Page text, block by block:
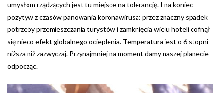
umysłom rządzących jest tu miejsce na tolerancję. I na koniec
pozytyw z czasów panowania koronawirusa: przez znaczny spadek
potrzeby przemieszczania turystów i zamknięcia wielu hoteli cofnął
się nieco efekt globalnego ocieplenia. Temperatura jest o 6 stopni
niższa niż zazwyczaj. Przynajmniej na moment damy naszej planecie
odpocząc.